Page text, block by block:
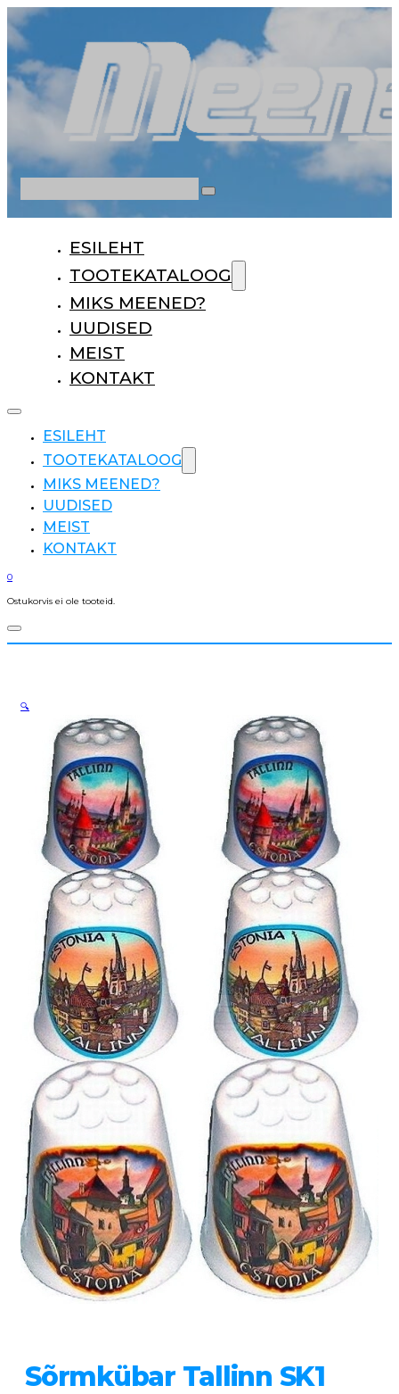
ESILEHT
TOOTEKATALOOG
MIKS MEENED?
UUDISED
MEIST
KONTAKT
ESILEHT
TOOTEKATALOOG
MIKS MEENED?
UUDISED
MEIST
KONTAKT
0
Ostukorvis ei ole tooteid.
Sõrmkübar Tallinn SK1
🔍